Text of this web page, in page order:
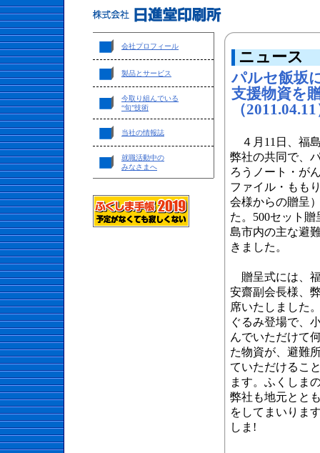
会社プロフィール
製品とサービス
今取り組んでいる
“旬”技術
当社の情報誌
就職活動中の
みなさまへ
ニュース
パルセ飯坂
支援物資を
（
４月11日、福
弊社の共同で、
ろうノート・が
ファイル・もも
会様からの贈呈
た。500セット
島市内の主な避
きました。
贈呈式には、
安齋副会長様、
席いたしました
ぐるみ登場で、
んでいただけて
た物資が、避難
ていただけるこ
ます。ふくしま
弊社も地元とと
をしてまいりま
しま!